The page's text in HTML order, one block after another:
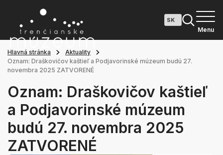
Menu
Hlavná stránka
Aktuality
Oznam: Draškovičov kaštieľ a Podjavorinské múzeum budú 27.
novembra 2025 ZATVORENÉ
Oznam: Draškovičov kaštieľ
a Podjavorinské múzeum
budú 27. novembra 2025
ZATVORENÉ